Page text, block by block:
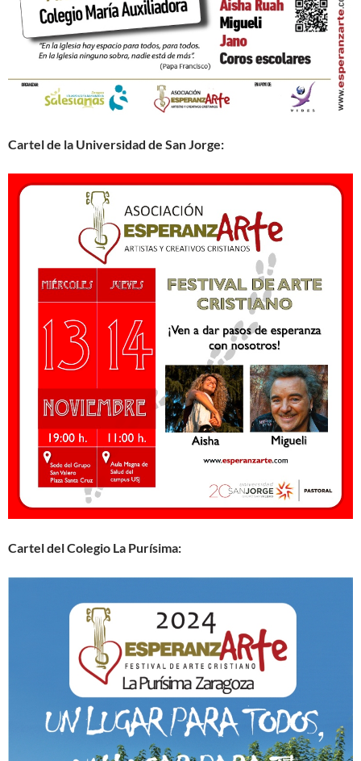
Cartel de la Universidad de San Jorge:
Cartel del Colegio La Purísima: